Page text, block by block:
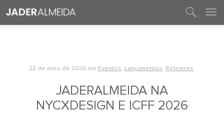
22 de maio de 2026 em Eventos, Lançamentos, Releases.
JADERALMEIDA NA
NYCXDESIGN E ICFF 2026